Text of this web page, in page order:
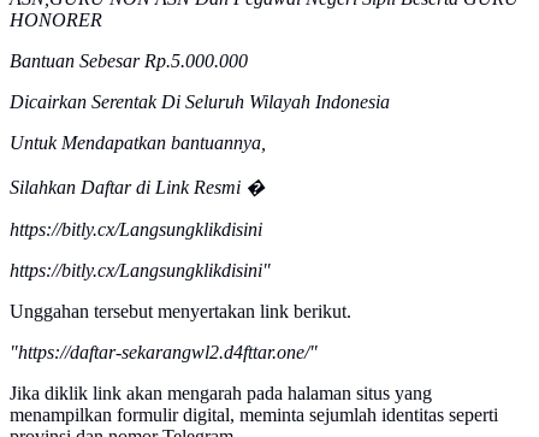
HONORER
Bantuan Sebesar Rp.5.000.000
Dicairkan Serentak Di Seluruh Wilayah Indonesia
Untuk Mendapatkan bantuannya,
Silahkan Daftar di Link Resmi �
https://bitly.cx/Langsungklikdisini
https://bitly.cx/Langsungklikdisini"
Unggahan tersebut menyertakan link berikut.
"https://daftar-sekarangwl2.d4fttar.one/"
Jika diklik link akan mengarah pada halaman situs yang
menampilkan formulir digital, meminta sejumlah identitas seperti